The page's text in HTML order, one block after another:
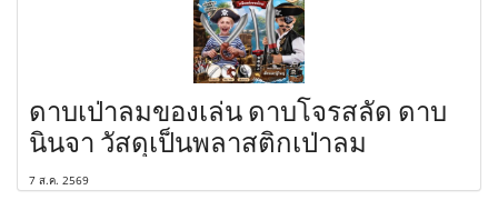
ดาบเป่าลมของเล่น ดาบโจรสลัด ดาบ
นินจา วัสดุเป็นพลาสติกเป่าลม
7 ส.ค. 2569